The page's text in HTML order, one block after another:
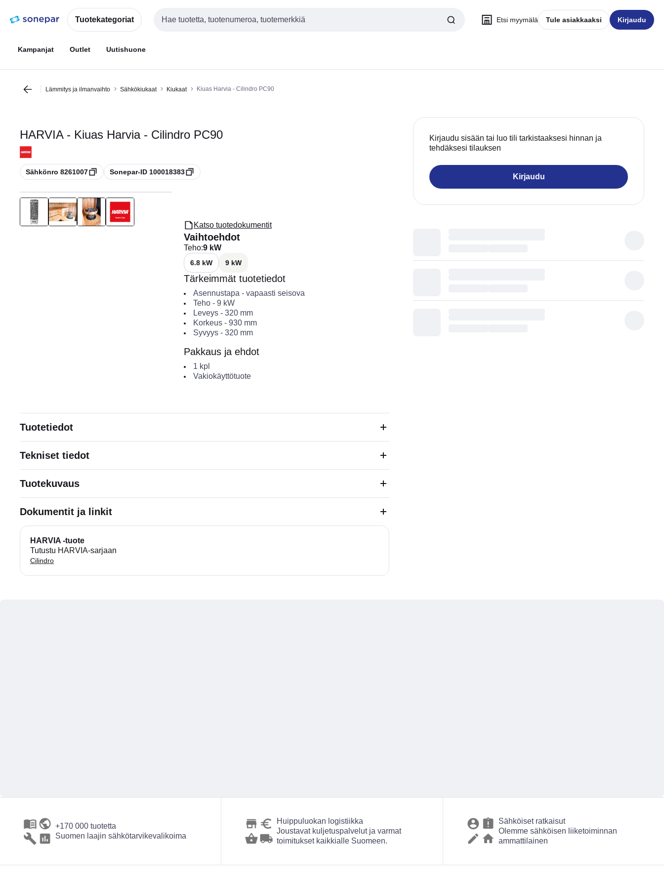
navigointiinsisältöön
Tuotekategoriat
Haku
Etsi myymälä Tule asiakkaaksi Kirjaudu
Kampanjat Outlet Uutishuone
Lämmitys ja ilmanvaihto Sähkökiukaat Kiukaat Kiuas Harvia - Cilindro PC90
HARVIA - Kiuas Harvia - Cilindro PC90
Kopioi
Sähkönro 8261007 Kopioi
Sonepar-ID 100018383
Kirjaudu sisään tai luo tili tarkistaaksesi hinnan ja
tehdäksesi tilauksen
Kirjaudu
Katso tuotedokumentit
Vaihtoehdot
Teho:9 kW
6.8 kW 9 kW
Tärkeimmät tuotetiedot
Asennustapa - vapaasti seisova
Teho- 9 kW
Leveys- 320 mm
Korkeus- 930 mm
Syvyys- 320 mm
Pakkaus ja ehdot
1 kpl
Vakiokäyttötuote
Tuotetiedot
Tekniset tiedot
Tuotekuvaus
Dokumentit ja linkit
HARVIA -tuote
Tutustu HARVIA-sarjaan
Cilindro
+170 000 tuotetta
Suomen laajin sähkötarvikevalikoima
Huippuluokan logistiikka
Joustavat kuljetuspalvelut ja varmat
toimitukset kaikkialle Suomeen.
Sähköiset ratkaisut
Olemme sähköisen liiketoiminnan
ammattilainen